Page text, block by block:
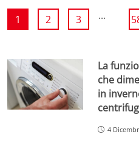
1 2 3 ...
La
che
in
4